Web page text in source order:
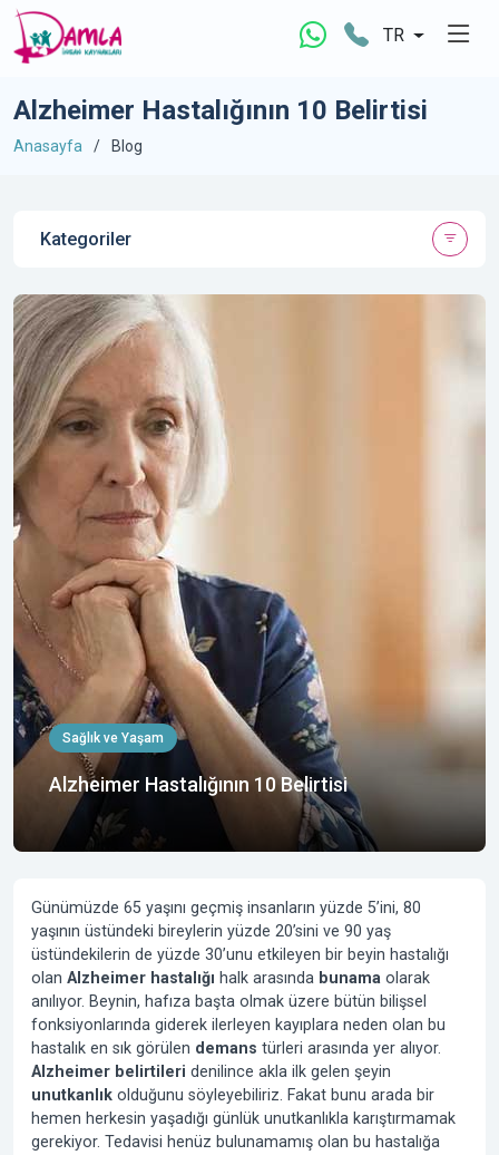
TR
Alzheimer Hastalığının 10 Belirtisi
Anasayfa Blog
Sağlık ve Yaşam
Alzheimer Hastalığının 10 Belirtisi
Günümüzde 65 yaşını geçmiş insanların yüzde 5’ini, 80
yaşının üstündeki bireylerin yüzde 20’sini ve 90 yaş
üstündekilerin de yüzde 30’unu etkileyen bir beyin hastalığı
olan Alzheimer hastalığı halk arasında bunama olarak
anılıyor. Beynin, hafıza başta olmak üzere bütün bilişsel
fonksiyonlarında giderek ilerleyen kayıplara neden olan bu
hastalık en sık görülen demans türleri arasında yer alıyor.
Alzheimer belirtileri denilince akla ilk gelen şeyin
unutkanlık olduğunu söyleyebiliriz. Fakat bunu arada bir
hemen herkesin yaşadığı günlük unutkanlıkla karıştırmamak
gerekiyor. Tedavisi henüz bulunamamış olan bu hastalığa
Kategoriler